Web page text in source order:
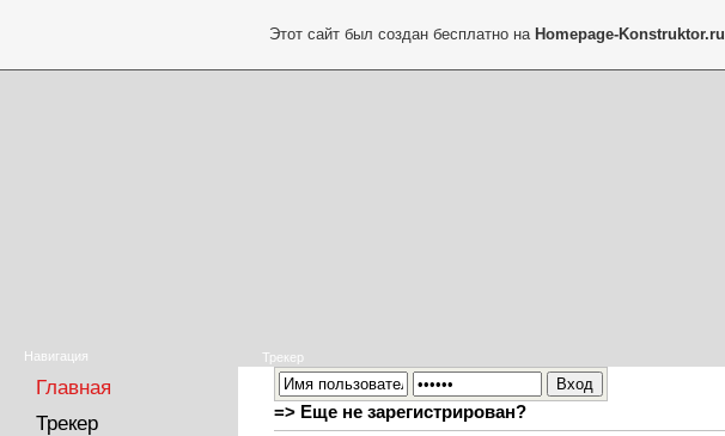
Навигация
Главная
Трекер
Трекер
=> Еще не зарегистрирован?
Этот сайт был создан бесплатно на Homepage-Konstruktor.ru